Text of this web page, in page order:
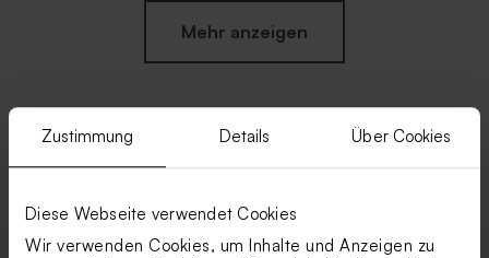
Zustimmung Details Über Cookies
Diese Webseite verwendet Cookies
Wir verwenden Cookies, um Inhalte und Anzeigen zu
Transparente
Kissenverpackungen als
Originelles Gastgeschenk
mit Holzdeckel | modernes
Mehr anzeigen